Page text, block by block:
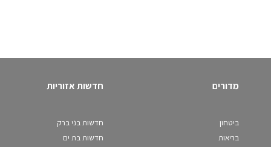
מדורים
ביטחון
בריאות
חדשות אזוריות
חדשות בני ברק
חדשות בת ים